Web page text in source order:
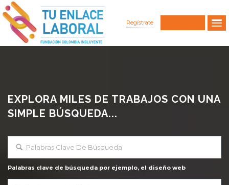
Regístrate
EXPLORA MILES DE TRABAJOS CON UNA
SIMPLE BÚSQUEDA...
Palabras clave de búsqueda por ejemplo, el diseño web